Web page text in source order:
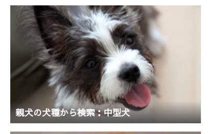
親犬の犬種から検索：中型犬